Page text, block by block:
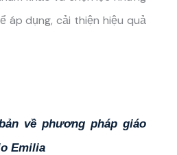
dụng, cải thiện hiệu quả
về phương pháp giáo
Emilia